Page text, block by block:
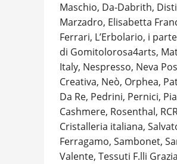
Maschio, Da-Dabrith,
Marzadro, Elisabetta
Ferrari, L’Erbolario, i
di Gomitolorosa4arts,
Italy, Nespresso, Neva
Creativa, Neò, Orphea,
Da Re, Pedrini, Pernici,
Cashmere, Rosenthal,
Cristalleria italiana,
Ferragamo, Sambonet,
Valente, Tessuti F.lli